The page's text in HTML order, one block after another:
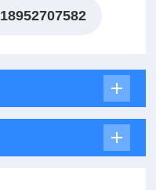
18952707582